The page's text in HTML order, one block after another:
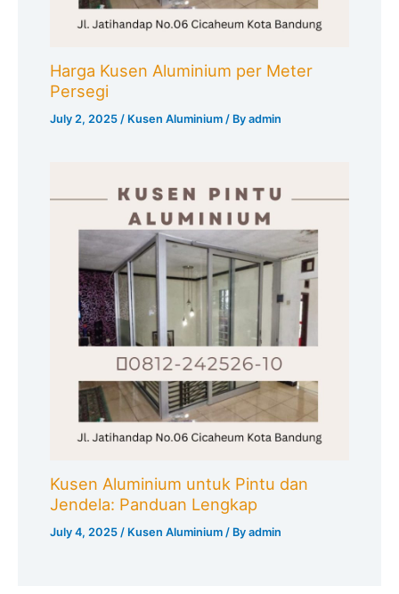
Harga Kusen Aluminium per Meter
Persegi
July 2, 2025 / Kusen Aluminium / Byadmin
Kusen Aluminium untuk Pintu dan
Jendela: Panduan Lengkap
July 4, 2025 / Kusen Aluminium / Byadmin